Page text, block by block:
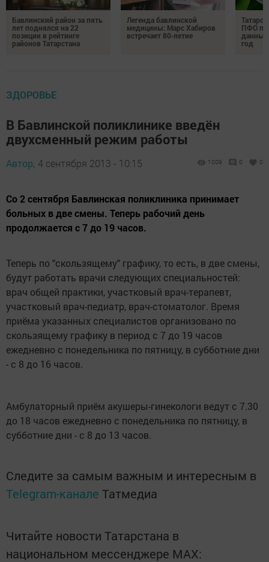
Бавлинский район за пять
лет поднялся на 22
позиции в рейтинге
районов Татарстана
Легенда бавлинской
медицины: Марс Хабиров
встречает 80‑летие
ПФО по
данные
год
ЗДОРОВЬЕ
В Бавлинской поликлинике введён
двухсменный режим работы
Автор, 4 сентября 2013 - 10:15 1009 0 0
Со 2 сентября Бавлинская поликлиника принимает
больных в две смены. Теперь рабочий день
продолжается с 7 до 19 часов.
Теперь по "скользящему" графику, то есть, в две смены,
будут работать врачи следующих специальностей:
врач общей практики, участковый врач-терапевт,
участковый врач-педиатр, врач-стоматолог. Время
приёма указанных специалистов организовано по
скользящему графику в период с 7 до 19 часов
ежедневно с понедельника по пятницу, в субботние дни
- с 8 до 16 часов.
Амбулаторный приём акушеры-гинекологи ведут с 7.30
до 18 часов ежедневно с понедельника по пятницу, в
субботние дни - с 8 до 13 часов.
Следите за самым важным и интересным в
Telegram-канале Татмедиа
Читайте новости Татарстана в
национальном мессенджере MАХ: